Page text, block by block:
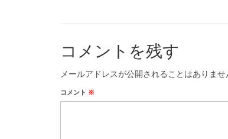
コメントを残す
メールアドレスが公開されることはありませ
コメント ※